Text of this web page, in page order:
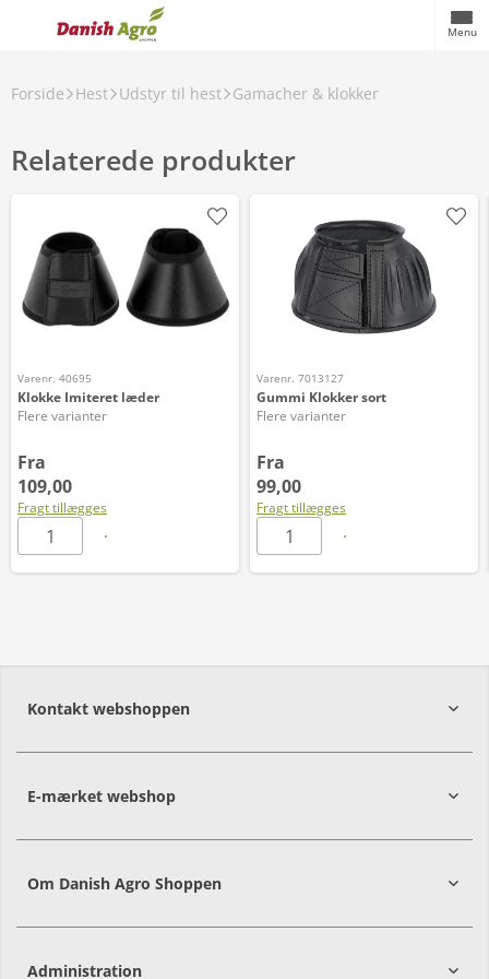
Menu
Forside Hest Udstyr til hest Gamacher & klokker
Relaterede produkter
Varenr. 40695
Klokke Imiteret læder
Flere varianter
Fra
109,00
Fragt tillægges
Varenr. 7013127
Gummi Klokker sort
Flere varianter
Fra
99,00
Fragt tillægges
Kontakt webshoppen
E-mærket webshop
Om Danish Agro Shoppen
Administration